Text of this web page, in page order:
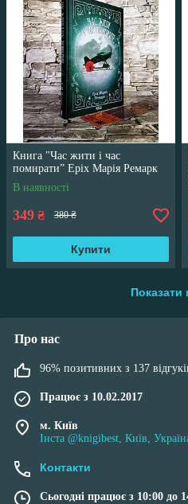
Книга "Час жити і час
помирати” Еріх Марія Ремарк
В наявності
349 ₴ 380 ₴
Купити
Показати
Про нас
96% позитивних з 137
Працює з 10.02.2017
м. Київ
Інста @knigibest, Київ,
Контакти
Сьогодні працює з 10:00 до